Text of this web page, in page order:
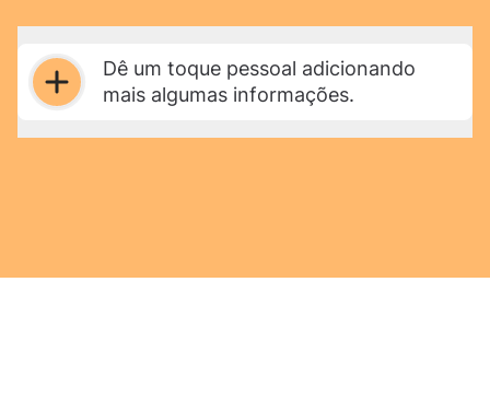
Dê um toque pessoal adicionando
mais algumas informações.